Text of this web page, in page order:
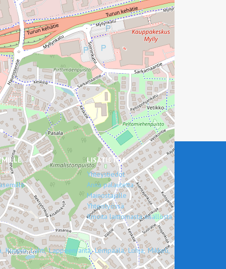
LISÄTIETOA
Yhteystiedot
Anna palautetta
Mainostajalle
Yhteistyössä
Ilmoita laittomasta sisällöstä
Kuopio, Lahti, Lappeenranta, Lempäälä, Lohja, Mikkeli,